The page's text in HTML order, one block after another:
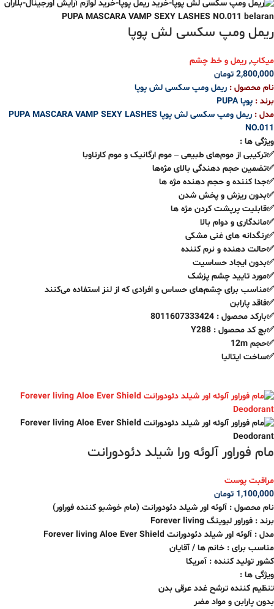
ریمل ومپ سکسی لش پوپا
میکاپ, ریمل و خط چشم
2,800,000 تومان
نام محصول : ریمل ومپ سکسی لش پوپا
برند : پوپاPUPA
مدل : ریمل ومپ سکسی لش پوپا PUPA MASCARA VAMP SEXY LASHES
NO.011
ویژگی ها :
✅ترکیبی از موم‌های طبیعی – موم ارگانیک و موم کارناوبا
✅تضمین حجم دهندگی بالای مژه‌ها
✅جدا کننده و حجم دهنده مژه ها
✅بدون ریزش و پخش شدن
✅قابلیت پرپشت کردن مژه ها
✅ماندگاری و دوام بالا
✅رنگدانه های غنی مشکی
✅حالت دهنده و نرم کننده
✅بدون ایجاد حساسیت
✅مورد تایید چشم پزشک
✅مناسب برای چشم‌های حساس و افرادی که از لنز استفاده می‌کنند
✅فاقد پارابن
✅بارکد محصول : 8011607333424
✅بچ کد محصول : Y288
✅حجم 12m
✅ساخت ایتالیا
مام فوراور آلوئه ورا شیلد دئودورانت
مراقبت پوست
1,100,000 تومان
نام محصول : آلوئه اور شیلد دئودورانت (مام خوشبو کننده فوراور)
برند : فوراور لیوینگ Forever living
مدل : آلوئه اور شیلد دئودورانت Forever living Aloe Ever Shield
مناسب برای : خانم ها / آقایان
کشور تولید کننده : آمریکا
ویژگی ها :
تنظیم کننده ترشح غدد عرقی بدن
بدون پارابن و مواد مضر